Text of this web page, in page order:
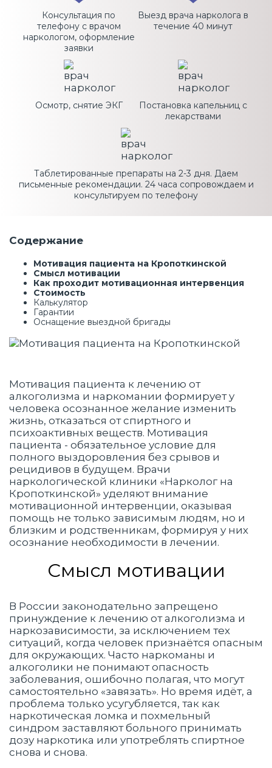
Консультация по
телефону с врачом
наркологом, оформление
заявки
Выезд врача нарколога в
течение 40 минут
Осмотр, снятие ЭКГ
Постановка капельниц с
лекарствами
Таблетированные препараты на 2-3 дня. Даем
письменные рекомендации. 24 часа сопровождаем и
консультируем по телефону
Содержание
Мотивация пациента на Кропоткинской
Смысл мотивации
Как проходит мотивационная интервенция
Стоимость
Калькулятор
Гарантии
Оснащение выездной бригады
Мотивация пациента к лечению от
алкоголизма и наркомании формирует у
человека осознанное желание изменить
жизнь, отказаться от спиртного и
психоактивных веществ. Мотивация
пациента - обязательное условие для
полного выздоровления без срывов и
рецидивов в будущем. Врачи
наркологической клиники «Нарколог на
Кропоткинской» уделяют внимание
мотивационной интервенции, оказывая
помощь не только зависимым людям, но и
близким и родственникам, формируя у них
осознание необходимости в лечении.
Смысл мотивации
В России законодательно запрещено
принуждение к лечению от алкоголизма и
наркозависимости, за исключением тех
ситуаций, когда человек признаётся опасным
для окружающих. Часто наркоманы и
алкоголики не понимают опасность
заболевания, ошибочно полагая, что могут
самостоятельно «завязать». Но время идёт, а
проблема только усугубляется, так как
наркотическая ломка и похмельный
синдром заставляют больного принимать
дозу наркотика или употреблять спиртное
снова и снова.